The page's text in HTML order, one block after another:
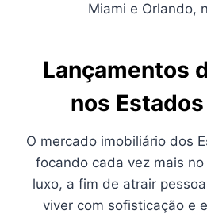
Miami e Orlando,
Lançamentos
nos
O mercado imobiliário dos
focando cada vez mais
luxo, a fim de atrair
viver com sofisticação e